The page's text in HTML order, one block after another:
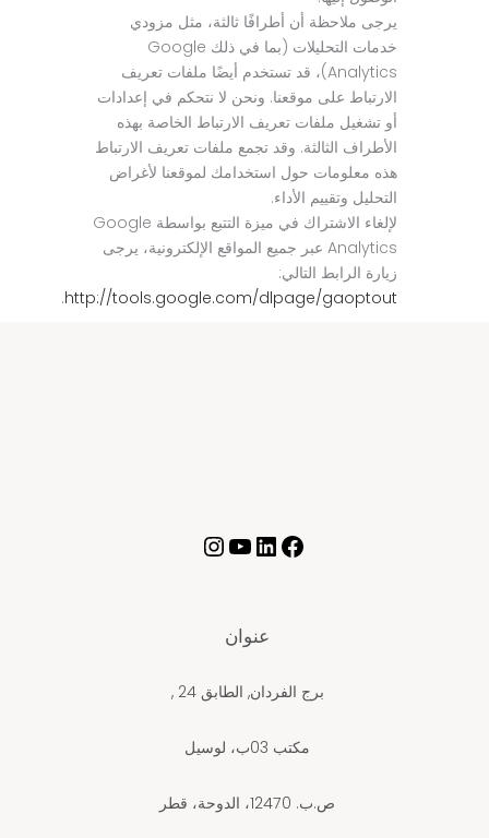
يرجى ملاحظة أن أطرافًا ثالثة، مثل مزودي
خدمات التحليلات (بما في ذلك Google
Analytics)، قد تستخدم أيضًا ملفات تعريف
الارتباط على موقعنا. ونحن لا نتحكم في إعدادات
أو تشغيل ملفات تعريف الارتباط الخاصة بهذه
الأطراف الثالثة. وقد تجمع ملفات تعريف الارتباط
هذه معلومات حول استخدامك لموقعنا لأغراض
التحليل وتقييم الأداء.
لإلغاء الاشتراك في ميزة التتبع بواسطة Google
Analytics عبر جميع المواقع الإلكترونية، يرجى
زيارة الرابط التالي:
http://tools.google.com/dlpage/gaoptout
.
عنوان
برج الفردان, الطابق 24 ,
مكتب 03ب، لوسيل
ص.ب. 12470، الدوحة، قطر